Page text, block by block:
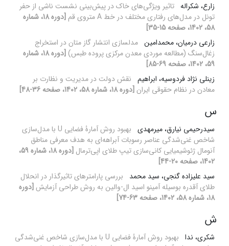
زارع، شکراله تاثیر ویژگی‌های خاک در پیش‌بینی نشست ناشی از حفر
تونل در مدل‌های رفتاری مختلف در خط A متروی قم
[دوره 18، شماره
58، 1402، صفحه 15-35]
زارعی درمیان، محمدامین مدلسازی انتشار گاز متان در استخراج
زغال‌سنگ (مطالعه موردی معدن مرکزی پروده طبس)
[دوره 18، شماره
59، 1402، صفحه 69-85]
زینلی نژاد فردوسیه، ابراهیم نقش دولت در مدیریت و نظارت بر
معادن در نظام حقوقی ایران [دوره 18، شماره 58، 1402، صفحه 36-48]
س
سیدرحیمی نیارق، میرمهدی
بهبود روش آمارۀ فضایی U با مدل‌سازی
شاخص غنی‌شدگی عناصر رسوبات آبراهه‌ای به هدف معرفی مناطق
آنومال ژئوشیمیایی کانی‌سازی تیپ طلای اپی‌ترمال
[دوره 18، شماره 59،
1402، صفحه 20-44]
سید علیزاده گنجی، سید محمد
بررسی پارامترهای تاثیرگذار در انحلال
طلای آقدره بوسیله آمینو اسید ال-والین به روش طراحی آزمایش [دوره
18، شماره 58، 1402، صفحه 63-74]
ش
شکری، ندا
بهبود روش آمارۀ فضایی U با مدل‌سازی شاخص غنی‌شدگی